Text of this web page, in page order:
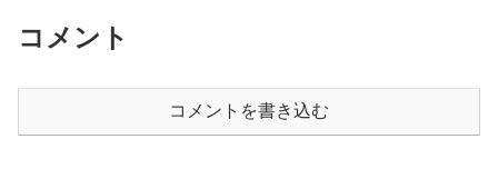
コメント
コメントを書き込む